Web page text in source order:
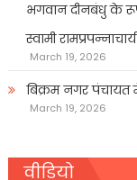
भगवान दीनबंधु के
स्वामी रामप्रपन्नाचार्य
March 19, 2026
बिक्रम नगर पंचायत
March 19, 2026
वीडियो